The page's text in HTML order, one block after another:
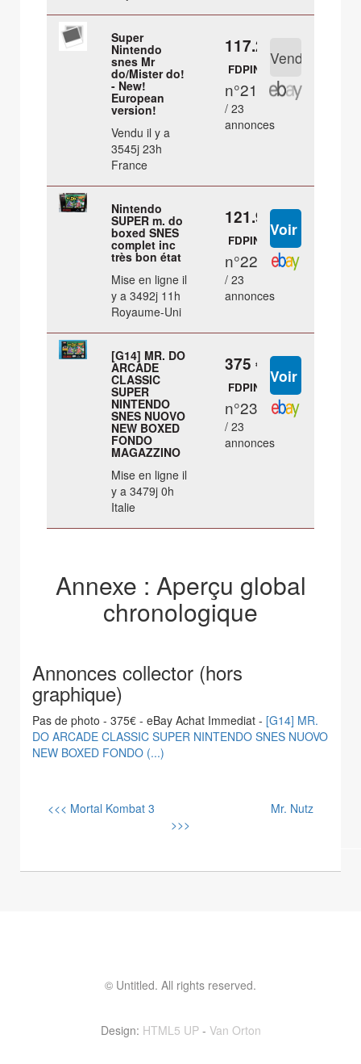
Super
Nintendo
snes Mr
do/Mister do!
- New!
European
version!
Vendu il y a
3545j 23h
France
117.24 €
FDPIN
n°21
/ 23
annonces
Nintendo
SUPER m. do
boxed SNES
complet inc
très bon état
Mise en ligne il
y a 3492j 11h
Royaume-Uni
121.9 €
FDPIN
n°22
/ 23
annonces
[G14] MR. DO
ARCADE
CLASSIC
SUPER
NINTENDO
SNES NUOVO
NEW BOXED
FONDO
MAGAZZINO
Mise en ligne il
y a 3479j 0h
Italie
375 €
FDPIN
n°23
/ 23
annonces
Annexe : Aperçu global
chronologique
Annonces collector (hors
graphique)
Pas de photo - 375€ - eBay Achat Immediat - [G14] MR.
DO ARCADE CLASSIC SUPER NINTENDO SNES NUOVO
NEW BOXED FONDO (...)
<<< Mortal Kombat 3
Mr. Nutz
>>>
© Untitled. All rights reserved.
Design: HTML5 UP- Van Orton